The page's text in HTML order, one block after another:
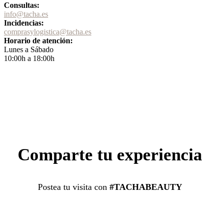
Consultas:
info@tacha.es
Incidencias:
comprasylogistica@tacha.es
Horario de atención:
Lunes a Sábado
10:00h a 18:00h
Comparte tu experiencia
Postea tu visita con #TACHABEAUTY